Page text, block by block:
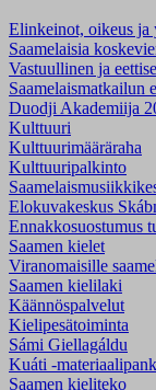
Elinkeinot, oikeus ja
Saamelaisia
Vastuullinen ja
Saamelaismatkailun
Duodji Akademiija
Kulttuuri
Kulttuurimääräraha
Kulttuuripalkinto
Elokuvakeskus
Ennakkosuostumus
Saamen kielet
Viranomaisille
Saamen kielilaki
Käännöspalvelut
Kielipesätoiminta
Sámi Giellagáldu
Kuáti -
Saamen kieliteko